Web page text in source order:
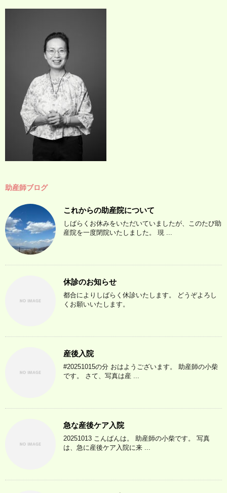
助産師ブログ
これからの助産院について
しばらくお休みをいただいていましたが、このたび助
産院を一度閉院いたしました。 現 ...
休診のお知らせ
都合によりしばらく休診いたします。 どうぞよろし
くお願いいたします。
産後入院
#20251015の分 おはようございます。 助産師の小柴
です。 さて、写真は産 ...
急な産後ケア入院
20251013 こんばんは。 助産師の小柴です。 写真
は、急に産後ケア入院に来 ...